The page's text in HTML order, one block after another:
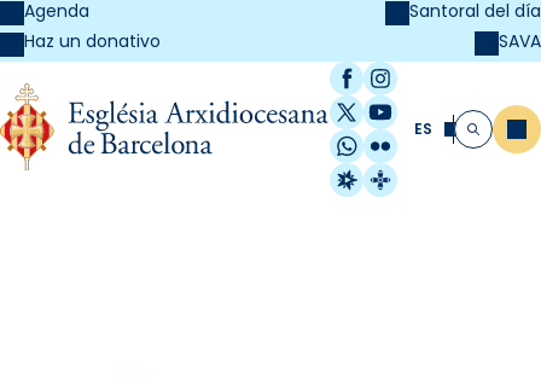
Agenda
Haz un donativo
Santoral del día
SAVA
Facebook
Instagram
X / Twitter
YouTube
WhatsApp
Flickr
Radio Estel
Catalunya
ES Buscar